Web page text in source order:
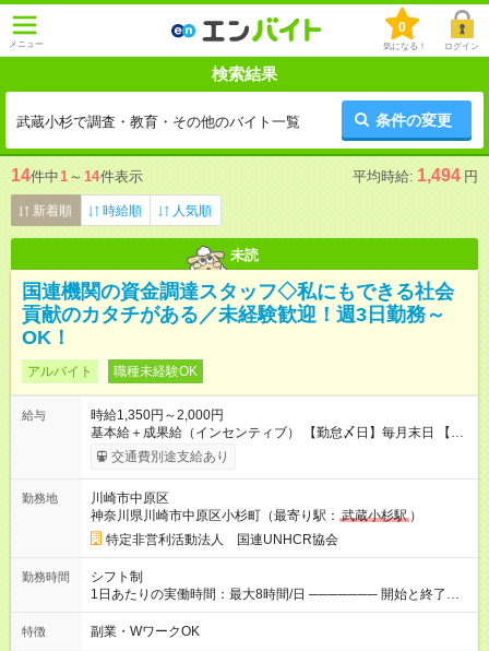
メニュー
0
気になる！ ログイン
検索結果
武蔵小杉で調査・教育・その他のバイト一覧 条件の変更
14件中1 ～ 14件表示 平均時給: 1,494 円
新着順 時給順 人気順
未読
国連機関の資金調達スタッフ◇私にもできる社会
貢献のカタチがある／未経験歓迎！週3日勤務～
OK！
アルバイト 職種未経験OK
給与
時給1,350円～2,000円
基本給＋成果給（インセンティブ） 【勤怠〆日】毎月末日 【給
与支払】翌月15日 下記はモデルの月収例です。詳細は面接でご
案内します。 ────── モデル月収 ────── 【週3日／月12日
万(時給1400円～) 【週4日／月16日勤務の場合】 1年目:月収
20.5万(時給1350円～) 2年目:月収25.6万(時給1400円～) 【週5日
／月22日勤務の場合】 1年目:月収28.1万(時給1350円～) 2年目:
月収35.0万(時給1400円～) ※上記は1日8時間換算、成果給を加
算した目安金額です ◇時間外手当 ◇通勤手当 ◇健康管理補助 ◇
インフルエンザ予防接種補助 ◇成果給（個人業績／月毎）​ ◇チ
次昇給制度 ◇昇格制度 【試用期間】試用期間あり 試用期間の長
さ：1ヶ月 雇用形態、給与は本採用時と同じです。 初回は1か月
交通費別途支給あり
勤務地
川崎市中原区
神奈川県川崎市中原区小杉町（最寄り駅： 武蔵小杉駅 ）
特定非営利活動法人 国連UNHCR協会
勤務時間
シフト制
1日あたりの実働時間：最大8時間/日 ─────── 開始と終了時
間 ─────── 8:00～21:00の中でシフト制 ※実働8時間（休憩
60分） ※活動場所により開始・終了時間は変動 ─────── 選
特徴 副業・WワークOK